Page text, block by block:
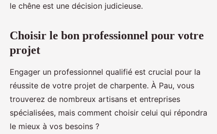
le chêne est une décision judicieuse.
Choisir le bon professionnel pour votre
projet
Engager un professionnel qualifié est crucial pour la
réussite de votre projet de charpente. À Pau, vous
trouverez de nombreux artisans et entreprises
spécialisées, mais comment choisir celui qui répondra
le mieux à vos besoins ?